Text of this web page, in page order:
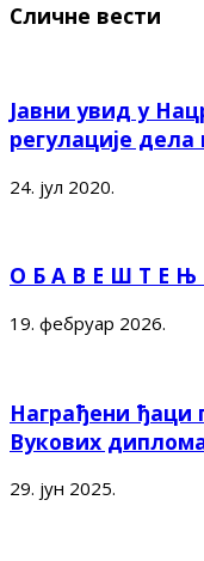
Сличне вести
Јавни увид у
регулације
24. јул 2020.
О Б А В Е Ш Т Е Њ
19. фебруар 2026.
Награђени ђаци
Вукових
29. јун 2025.